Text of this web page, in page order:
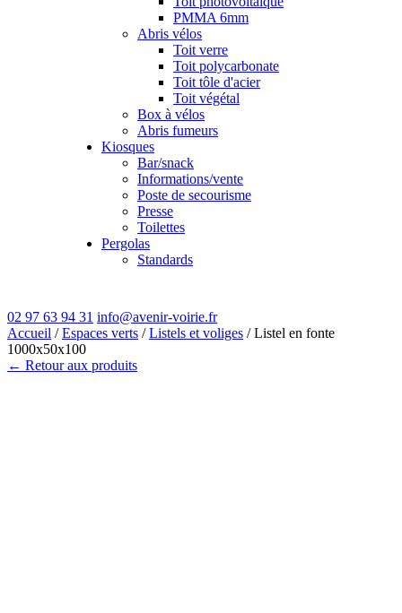
PMMA 6mm
Abris vélos
Toit verre
Toit polycarbonate
Toit tôle d'acier
Toit végétal
Box à vélos
Abris fumeurs
Kiosques
Bar/snack
Informations/vente
Poste de secourisme
Presse
Toilettes
Pergolas
Standards
02 97 63 94 31 info@avenir-voirie.fr
Accueil /Espaces verts /Listels et voliges / Listel en fonte
1000x50x100
← Retour aux produits